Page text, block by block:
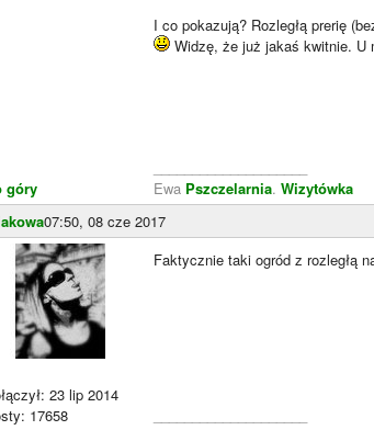
góry
I co pokazują? Rozległą prerię
Widzę, że już jakaś kwitnie. U
Ewa Pszczelarnia. Wizytówka
07:50, 08 cze 2017
23 lip 2014
17658
Faktycznie taki ogród z rozległą